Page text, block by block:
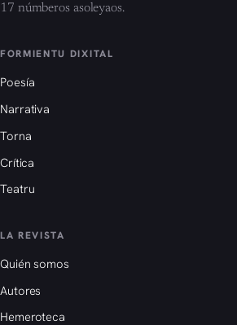
17 númberos asoleyaos.
FORMIENTU DIXITAL
Poesía
Narrativa
Torna
Crítica
Teatru
LA REVISTA
Quién somos
Autores
Hemeroteca